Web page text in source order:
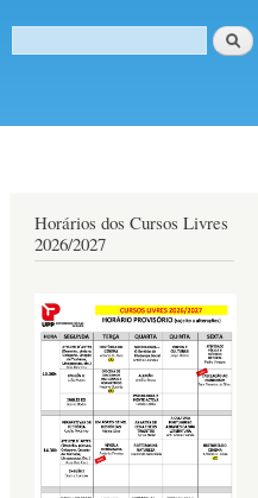
Formulário de procura
Procurar
Horários dos Cursos Livres
2026/2027